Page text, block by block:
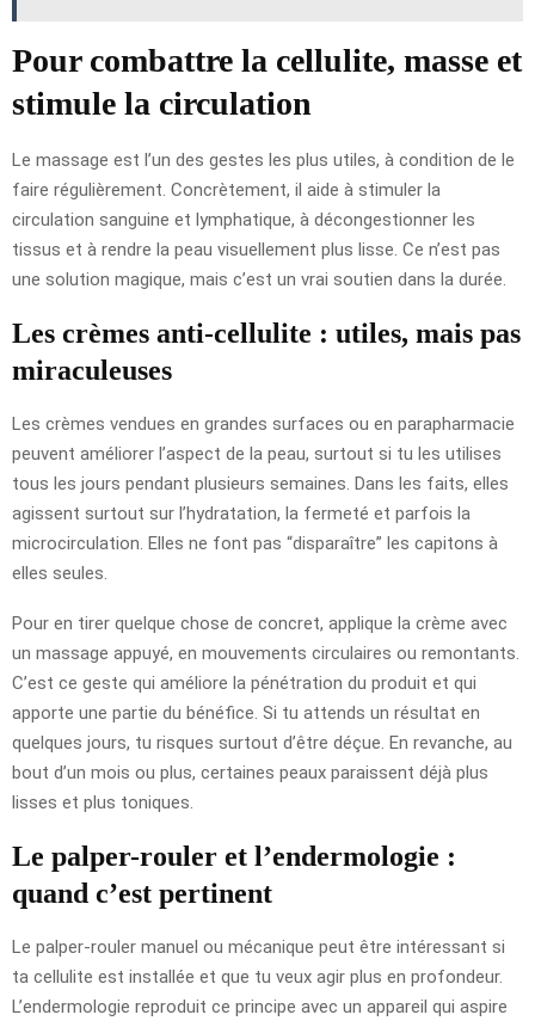
Pour combattre la cellulite, masse et
stimule la circulation
Le massage est l’un des gestes les plus utiles, à condition de le
faire régulièrement. Concrètement, il aide à stimuler la
circulation sanguine et lymphatique, à décongestionner les
tissus et à rendre la peau visuellement plus lisse. Ce n’est pas
une solution magique, mais c’est un vrai soutien dans la durée.
Les crèmes anti-cellulite : utiles, mais pas
miraculeuses
Les crèmes vendues en grandes surfaces ou en parapharmacie
peuvent améliorer l’aspect de la peau, surtout si tu les utilises
tous les jours pendant plusieurs semaines. Dans les faits, elles
agissent surtout sur l’hydratation, la fermeté et parfois la
microcirculation. Elles ne font pas “disparaître” les capitons à
elles seules.
Pour en tirer quelque chose de concret, applique la crème avec
un massage appuyé, en mouvements circulaires ou remontants.
C’est ce geste qui améliore la pénétration du produit et qui
apporte une partie du bénéfice. Si tu attends un résultat en
quelques jours, tu risques surtout d’être déçue. En revanche, au
bout d’un mois ou plus, certaines peaux paraissent déjà plus
lisses et plus toniques.
Le palper-rouler et l’endermologie :
quand c’est pertinent
Le palper-rouler manuel ou mécanique peut être intéressant si
ta cellulite est installée et que tu veux agir plus en profondeur.
L’endermologie reproduit ce principe avec un appareil qui aspire